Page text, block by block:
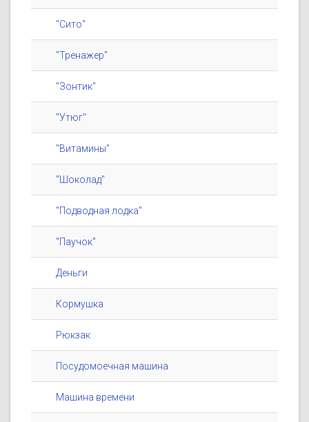
"Сито"
"Тренажер"
"Зонтик"
"Утюг"
"Витамины"
"Шоколад"
"Подводная лодка"
"Паучок"
Деньги
Кормушка
Рюкзак
Посудомоечная машина
Машина времени